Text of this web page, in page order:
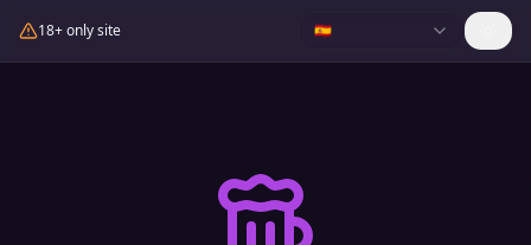
18+ only site 🇪🇸